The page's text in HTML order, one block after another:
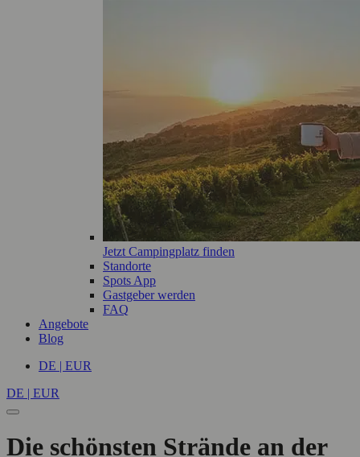
Jetzt Campingplatz finden
Standorte
Spots App
Gastgeber werden
FAQ
Angebote
Blog
DE | EUR
DE | EUR
Die schönsten Strände an der